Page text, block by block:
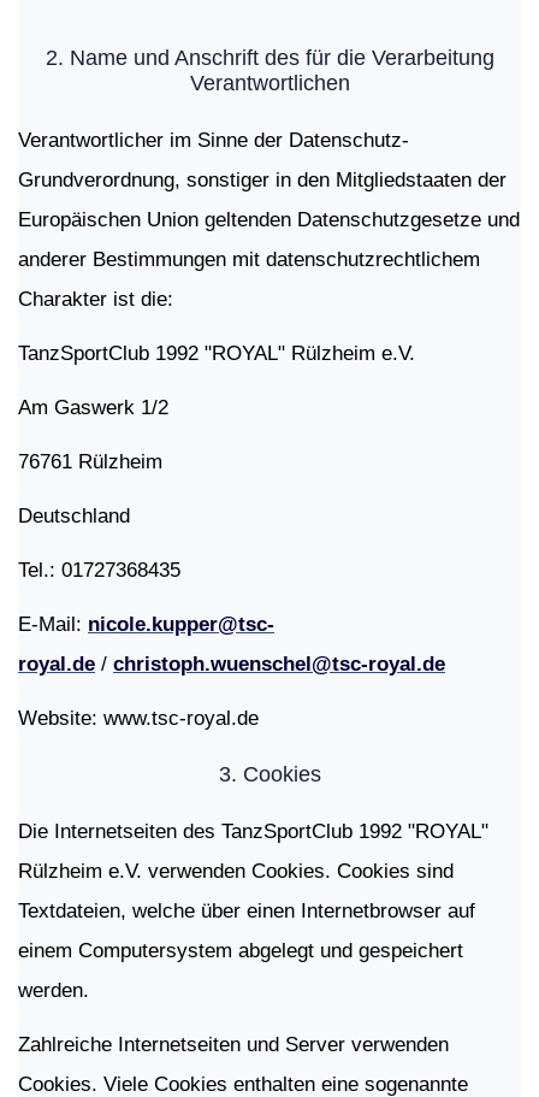
2. Name und Anschrift des für die Verarbeitung
Verantwortlichen
Verantwortlicher im Sinne der Datenschutz-
Grundverordnung, sonstiger in den Mitgliedstaaten der
Europäischen Union geltenden Datenschutzgesetze und
anderer Bestimmungen mit datenschutzrechtlichem
Charakter ist die:
TanzSportClub 1992 "ROYAL" Rülzheim e.V.
Am Gaswerk 1/2
76761 Rülzheim
Deutschland
Tel.: 01727368435
E-Mail: nicole.kupper@tsc-
royal.de / christoph.wuenschel@tsc-royal.de
Website: www.tsc-royal.de
3. Cookies
Die Internetseiten des TanzSportClub 1992 "ROYAL"
Rülzheim e.V. verwenden Cookies. Cookies sind
Textdateien, welche über einen Internetbrowser auf
einem Computersystem abgelegt und gespeichert
werden.
Zahlreiche Internetseiten und Server verwenden
Cookies. Viele Cookies enthalten eine sogenannte